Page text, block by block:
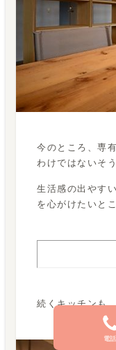
今のところ、専
わけではないそ
生活感の出やす
を心がけたいとこ
続くキッチンも
電話